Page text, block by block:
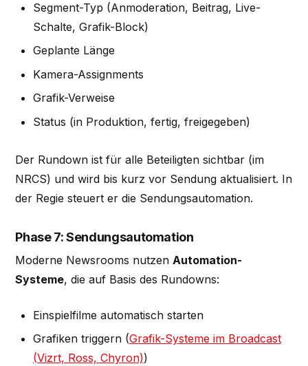
Segment-Typ (Anmoderation, Beitrag, Live-
Schalte, Grafik-Block)
Geplante Länge
Kamera-Assignments
Grafik-Verweise
Status (in Produktion, fertig, freigegeben)
Der Rundown ist für alle Beteiligten sichtbar (im
NRCS) und wird bis kurz vor Sendung aktualisiert. In
der Regie steuert er die Sendungsautomation.
Phase 7: Sendungsautomation
Moderne Newsrooms nutzenAutomation-
Systeme, die auf Basis des Rundowns:
Einspielfilme automatisch starten
Grafiken triggern (Grafik-Systeme im Broadcast
(Vizrt, Ross, Chyron))